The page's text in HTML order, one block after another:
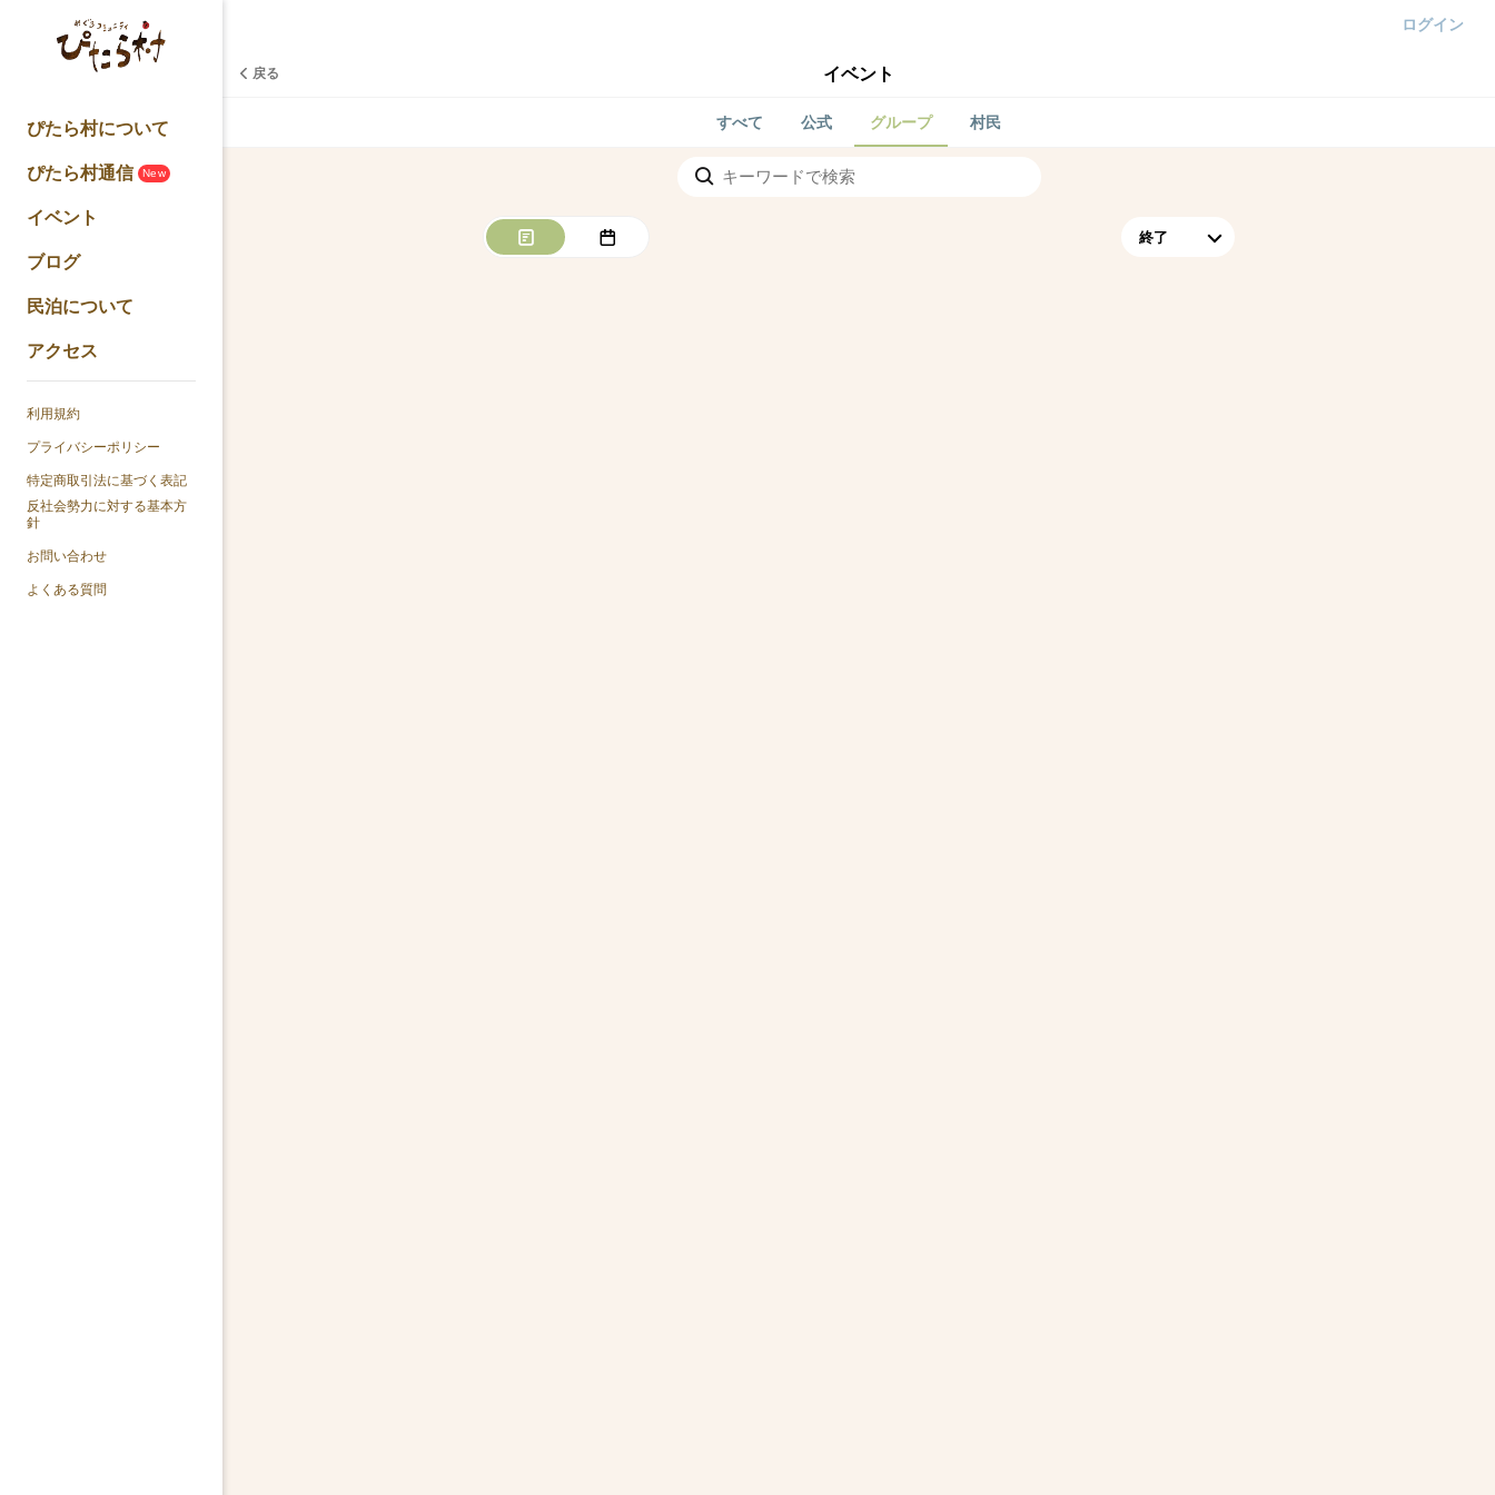
ログイン
ぴたら村について
ぴたら村通信
New
イベント
ブログ
民泊について
アクセス
利用規約
プライバシーポリシー
特定商取引法に基づく表記
反社会勢力に対する基本方
針
お問い合わせ
よくある質問
戻る イベント
すべて 公式 グループ 村民